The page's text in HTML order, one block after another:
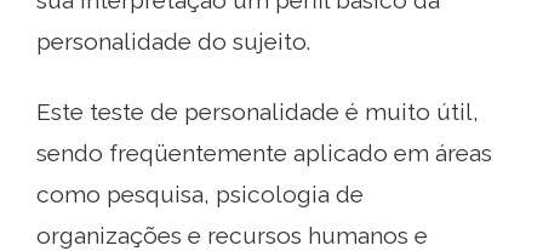
personalidade do sujeito.
Este teste de personalidade é muito útil,
sendo freqüentemente aplicado em áreas
como pesquisa, psicologia de
organizações e recursos humanos e